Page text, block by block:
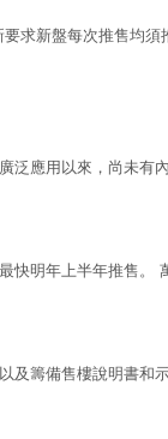
要求新盤每次推售均
泛應用以來，尚未有
快明年上半年推售。
及籌備售樓說明書和